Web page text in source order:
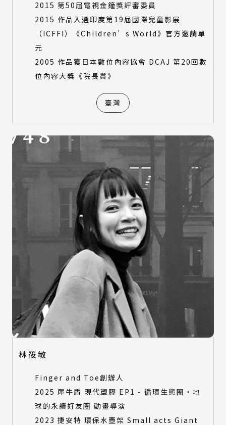
環境永續特別獎-建築與景觀設計類
環境永續特別獎-數位動畫類
環境永續特別獎-建築與景觀設計類
環境永續特別獎-數位動畫類
2015 第50屆電視金鐘獎評審委員
2015 作品入選印度第19屆國際兒童影展
（ICFFI）《Children’s World》官方邀請單
元
2005 作品獲日本數位內容協會 DCAJ 第20回數
位內容大獎《院長賞》
臺灣
林筱敏
Finger and Toe創辦人
2025 犀牛盾 現代塑膠 EP1 - 循環生態圈・地
球的永續好友圈 動畫導演
2023 捷安特 環保水壺架 Small acts Giant